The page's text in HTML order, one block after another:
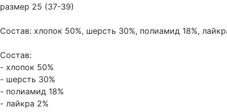
размер 25 (37-39)
Состав: хлопок 50%, шерсть 30%, полиамид 18%,
Состав:
- хлопок 50%
- шерсть 30%
- полиамид 18%
- лайкра 2%